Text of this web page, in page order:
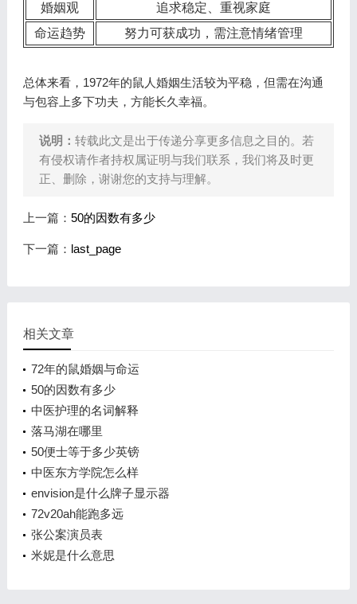
婚姻观
追求稳定、重视家庭
命运趋势
努力可获成功，需注意情绪管理
总体来看，1972年的鼠人婚姻生活较为平稳，但需在沟通
与包容上多下功夫，方能长久幸福。
说明： 转载此文是出于传递分享更多信息之目的。若
有侵权请作者持权属证明与我们联系，我们将及时更
正、删除，谢谢您的支持与理解。
上一篇： 50的因数有多少
下一篇： last_page
相关文章
72年的鼠婚姻与命运
50的因数有多少
中医护理的名词解释
落马湖在哪里
50便士等于多少英镑
中医东方学院怎么样
envision是什么牌子显示器
72v20ah能跑多远
张公案演员表
米妮是什么意思